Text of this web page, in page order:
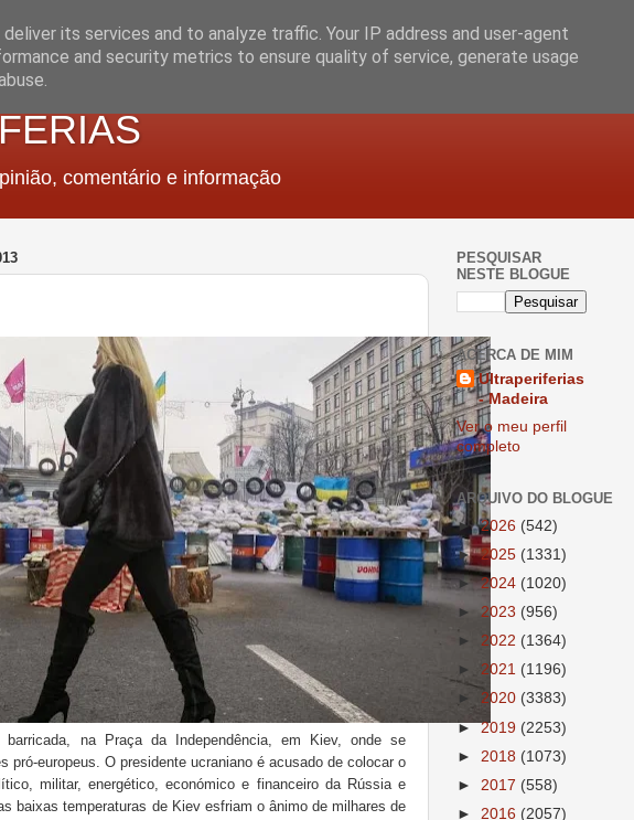
comentário e informação
na Praça da Independência, em Kiev, onde se
pró-europeus. O presidente ucraniano é acusado de colocar o
militar, energético, económico e financeiro da Rússia e
baixas temperaturas de Kiev esfriam o ânimo de milhares de
PESQUISAR
NESTE BLOGUE
ACERCA DE MIM
Ultraperiferias
- Madeira
Ver o meu perfil
completo
ARQUIVO DO BLOGUE
►2026 (542)
►2025 (1331)
►2024 (1020)
► 2023 (956)
► 2022 (1364)
► 2021 (1196)
► 2020 (3383)
►2019 (2253)
► 2018 (1073)
► 2017 (558)
► 2016 (2057)
its services and to analyze traffic. Your IP address and user-agent
and security metrics to ensure quality of service, generate usage